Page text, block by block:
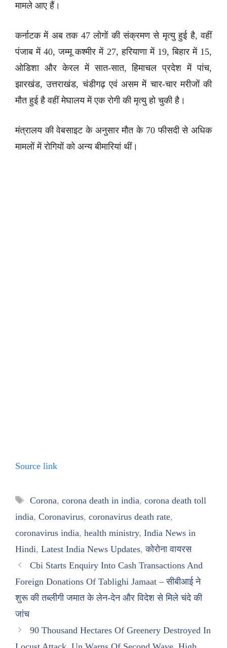
मामले आए हैं।
कर्नाटक में अब तक 47 लोगों की संक्रमण से मृत्यु हुई है, वहीं
पंजाब में 40, जम्मू कश्मीर में 27, हरियाणा में 19, बिहार में 15,
ओडिशा और केरल में सात-सात, हिमाचल प्रदेश में पांच,
झारखंड, उत्तराखंड, चंडीगढ़ एवं असम में चार-चार मरीजों की
मौत हुई है वहीं मेघालय में एक रोगी की मृत्यु हो चुकी है।
मंत्रालय की वेबसाइट के अनुसार मौत के 70 फीसदी से अधिक
मामलों में रोगियों को अन्य बीमारियां थीं।
Source link
Tags
Corona, corona death in india, corona death toll
india, Coronavirus, coronavirus death rate,
coronavirus india, health ministry, India News in
Hindi, Latest India News Updates,कोरोना वायरस
Cbi Starts Enquiry Into Cash Transactions And
Foreign Donations Of Tablighi Jamaat – सीबीआई ने
शुरू की तब्लीगी जमात के लेन-देन और विदेश से मिले चंदे की
जांच
90 Thousand Hectares Of Greenery Destroyed In